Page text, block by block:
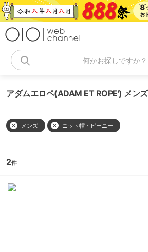
コ
ン
何かお探しですか？
メンズ ニット帽・ビーニー
2